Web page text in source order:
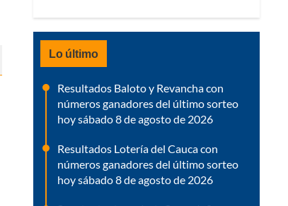
Lo último
Resultados Baloto y Revancha con
números ganadores del último sorteo
hoy sábado 8 de agosto de 2026
Resultados Lotería del Cauca con
números ganadores del último sorteo
hoy sábado 8 de agosto de 2026